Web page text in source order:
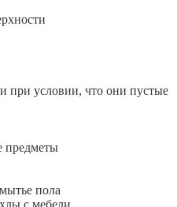
условии, что они пустые
предметы
пола
с мебели